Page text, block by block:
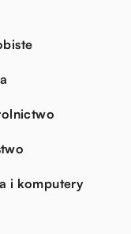
i komputery